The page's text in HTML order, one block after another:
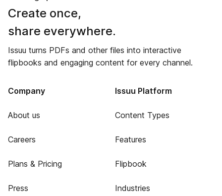
Create once,
share everywhere.
Issuu turns PDFs and other files into interactive
flipbooks and engaging content for every channel.
Company
About us
Careers
Plans & Pricing
Press
Issuu Platform
Content Types
Features
Flipbook
Industries